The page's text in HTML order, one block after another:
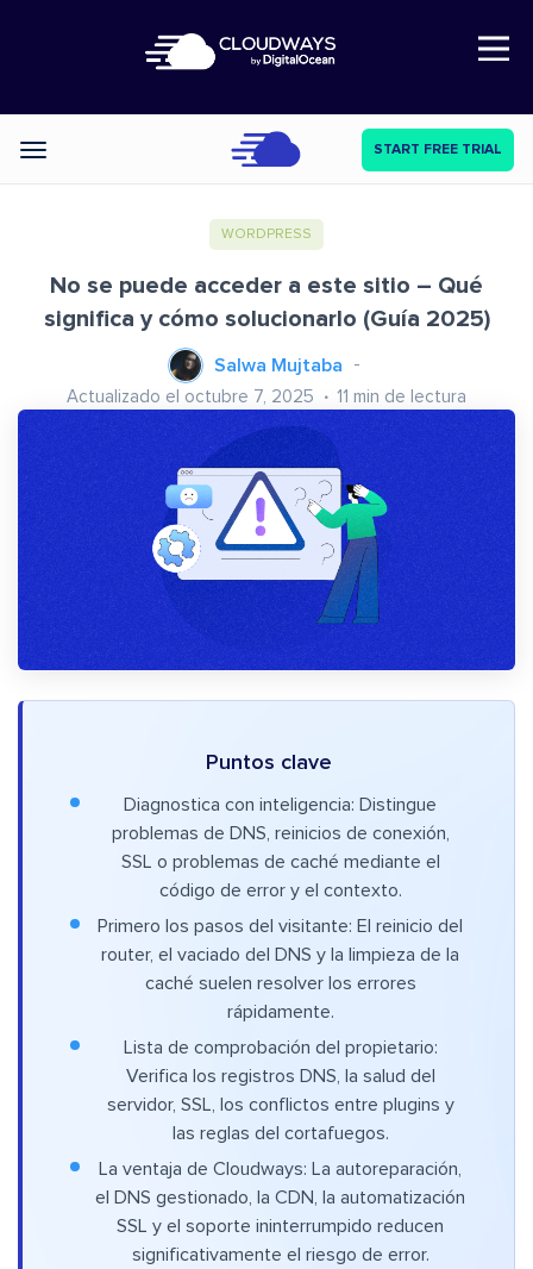
Open Nav
Categories START FREE TRIAL
WORDPRESS
No se puede acceder a este sitio – Qué
significa y cómo solucionarlo (Guía 2025)
Salwa Mujtaba
Actualizado el octubre 7, 2025 11 min de lectura
Puntos clave
Diagnostica con inteligencia: Distingue
problemas de DNS, reinicios de conexión,
SSL o problemas de caché mediante el
código de error y el contexto.
Primero los pasos del visitante: El reinicio del
router, el vaciado del DNS y la limpieza de la
caché suelen resolver los errores
rápidamente.
Lista de comprobación del propietario:
Verifica los registros DNS, la salud del
servidor, SSL, los conflictos entre plugins y
las reglas del cortafuegos.
La ventaja de Cloudways: La autoreparación,
el DNS gestionado, la CDN, la automatización
SSL y el soporte ininterrumpido reducen
significativamente el riesgo de error.